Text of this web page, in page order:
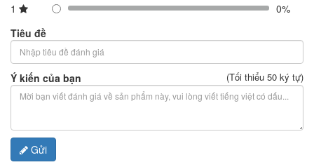
1
0%
Tiêu đề
Ý kiến của bạn (Tối thiểu 50 ký tự)
Gửi